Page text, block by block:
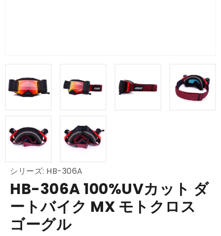
シリーズ: HB-306A
HB-306A 100%UVカット ダ
ートバイク MX モトクロス
ゴーグル